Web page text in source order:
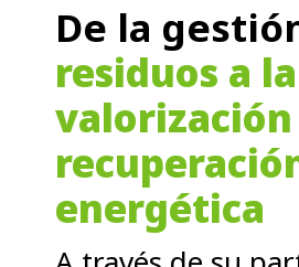
De la
residuos a la
valorización
energética